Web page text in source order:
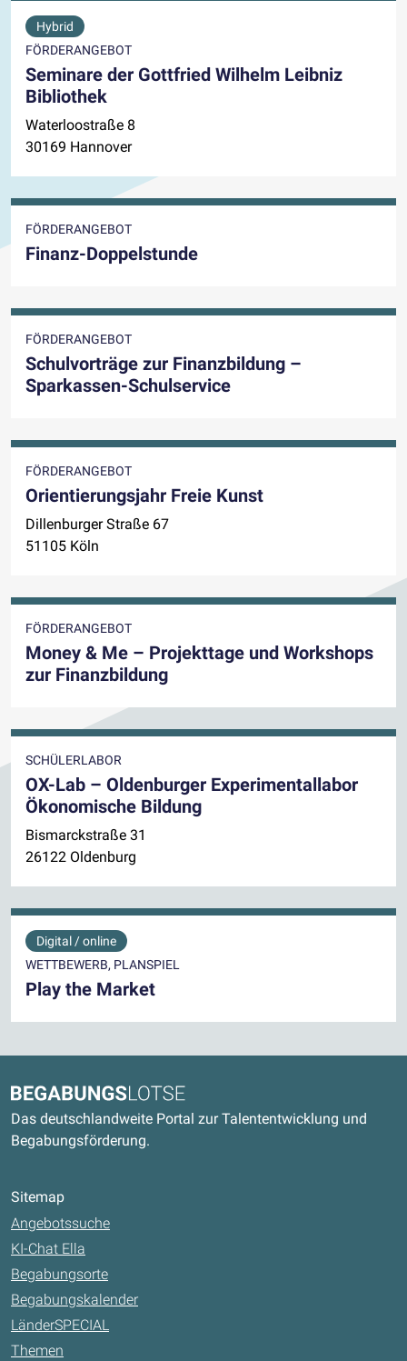
Hybrid
FÖRDERANGEBOT
Seminare der Gottfried Wilhelm Leibniz
Bibliothek
Waterloostraße 8
30169 Hannover
FÖRDERANGEBOT
Finanz-Doppelstunde
FÖRDERANGEBOT
Schulvorträge zur Finanzbildung –
Sparkassen-Schulservice
FÖRDERANGEBOT
Orientierungsjahr Freie Kunst
Dillenburger Straße 67
51105 Köln
FÖRDERANGEBOT
Money & Me – Projekttage und Workshops
zur Finanzbildung
SCHÜLERLABOR
OX-Lab – Oldenburger Experimentallabor
Ökonomische Bildung
Bismarckstraße 31
26122 Oldenburg
Digital / online
WETTBEWERB, PLANSPIEL
Play the Market
Begabungslotse
Das deutschlandweite Portal zur Talententwicklung und
Begabungsförderung.
Sitemap
Angebotssuche
KI-Chat Ella
Begabungsorte
Begabungskalender
LänderSPECIAL
Themen